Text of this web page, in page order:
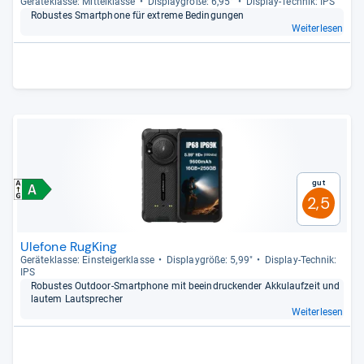
Robus­tes Smart­phone für extreme Bedin­gun­gen
Weiterlesen
Gut
2,5
Ulefone RugKing
Gerä­te­klasse: Ein­stei­ger­klasse Dis­play­größe: 5,99"
Dis­play-​Tech­nik:
IPS
Robus­tes Out­door-​Smart­phone mit beein­dru­cken­der Akku­lauf­zeit und
lau­tem Laut­spre­cher
Weiterlesen